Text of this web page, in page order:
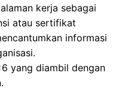
kerja sebagai
atau sertifikat
informasi
yang diambil dengan